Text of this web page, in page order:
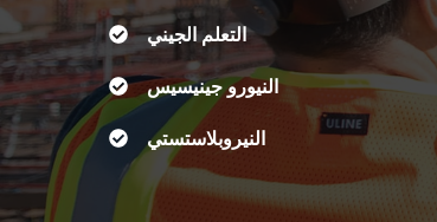
التعلم الجيني
النيورو جينيسيس
النيروبلاستستي